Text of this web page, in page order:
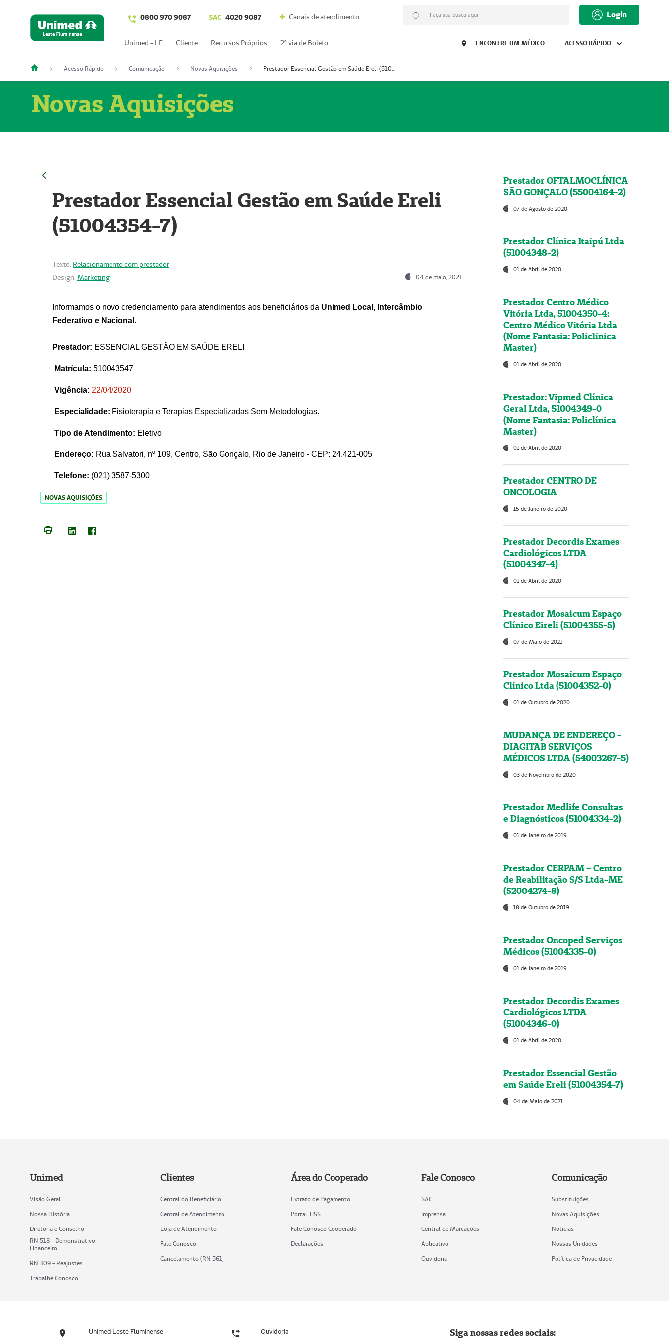
0800 970 9087 SAC 4020 9087 Canais de atendimento Faça sua busca aqui Login
Unimed - LF Cliente Recursos Próprios 2º via de Boleto ENCONTRE UM MÉDICO ACESSO RÁPIDO
Acesso Rápido Comunicação Novas Aquisições Prestador Essencial Gestão em Saúde Ereli (51004354-7)
Novas Aquisições
Prestador Essencial Gestão em Saúde Ereli
(51004354-7)
Texto: Relacionamento com prestador
Design: Marketing 04 de maio, 2021
Informamos o novo credenciamento para atendimentos aos beneficiários da Unimed Local, Intercâmbio
Federativo e Nacional .
Prestador: ESSENCIAL GESTÃO EM SAÚDE ERELI
Matrícula: 510043547
Vigência: 22/04/2020
Especialidade: Fisioterapia e Terapias Especializadas Sem Metodologias.
Tipo de Atendimento: Eletivo
Endereço: Rua Salvatori, nº 109, Centro, São Gonçalo, Rio de Janeiro - CEP: 24.421-005
Telefone: (021) 3587-5300
NOVAS AQUISIÇÕES
Prestador OFTALMOCLÍNICA
SÃO GONÇALO (55004164-2)
07 de Agosto de 2020
Prestador Clínica Itaipú Ltda
(51004348-2)
01 de Abril de 2020
Prestador Centro Médico
Vitória Ltda, 51004350-4:
Centro Médico Vitória Ltda
(Nome Fantasia: Policlínica
Master)
01 de Abril de 2020
Prestador: Vipmed Clínica
Geral Ltda, 51004349-0
(Nome Fantasia: Policlínica
Master)
01 de Abril de 2020
Prestador CENTRO DE
ONCOLOGIA
15 de Janeiro de 2020
Prestador Decordis Exames
Cardiológicos LTDA
(51004347-4)
01 de Abril de 2020
Prestador Mosaicum Espaço
Clínico Eireli (51004355-5)
07 de Maio de 2021
Prestador Mosaicum Espaço
Clínico Ltda (51004352-0)
01 de Outubro de 2020
MUDANÇA DE ENDEREÇO -
DIAGITAB SERVIÇOS
MÉDICOS LTDA (54003267-5)
03 de Novembro de 2020
Prestador Medlife Consultas
e Diagnósticos (51004334-2)
01 de Janeiro de 2019
Prestador CERPAM – Centro
de Reabilitação S/S Ltda-ME
(52004274-8)
18 de Outubro de 2019
Prestador Oncoped Serviços
Médicos (51004335-0)
01 de Janeiro de 2019
Prestador Decordis Exames
Cardiológicos LTDA
(51004346-0)
01 de Abril de 2020
Prestador Essencial Gestão
em Saúde Ereli (51004354-7)
04 de Maio de 2021
Unimed
Visão Geral
Nossa História
Diretoria e Conselho
RN 518 - Demonstrativo
Financeiro
RN 309 - Reajustes
Trabalhe Conosco
Clientes
Central do Beneficiário
Central de Atendimento
Loja de Atendimento
Fale Conosco
Cancelamento (RN 561)
Área do Cooperado
Extrato de Pagamento
Portal TISS
Fale Conosco Cooperado
Declarações
Fale Conosco
SAC
Imprensa
Central de Marcações
Aplicativo
Ouvidoria
Comunicação
Substituições
Novas Aquisições
Notícias
Nossas Unidades
Política de Privacidade
Unimed Leste Fluminense Ouvidoria Siga nossas redes sociais: